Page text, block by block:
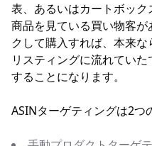
表、あるいはカートボッ
商品を見ている買い物客
クして購入すれば、本来
リスティングに流れてい
することになります。
ASINターゲティングは2つ